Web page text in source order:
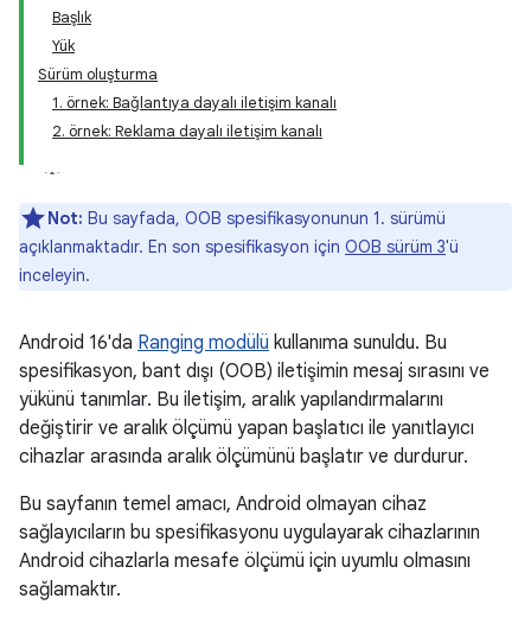
Başlık
Yük
Sürüm oluşturma
1. örnek: Bağlantıya dayalı iletişim kanalı
2. örnek: Reklama dayalı iletişim kanalı
Not: Bu sayfada, OOB spesifikasyonunun 1. sürümü
açıklanmaktadır. En son spesifikasyon için OOB sürüm 3'ü
inceleyin.
Android 16'da Ranging modülü kullanıma sunuldu. Bu
spesifikasyon, bant dışı (OOB) iletişimin mesaj sırasını ve
yükünü tanımlar. Bu iletişim, aralık yapılandırmalarını
değiştirir ve aralık ölçümü yapan başlatıcı ile yanıtlayıcı
cihazlar arasında aralık ölçümünü başlatır ve durdurur.
Bu sayfanın temel amacı, Android olmayan cihaz
sağlayıcıların bu spesifikasyonu uygulayarak cihazlarının
Android cihazlarla mesafe ölçümü için uyumlu olmasını
sağlamaktır.